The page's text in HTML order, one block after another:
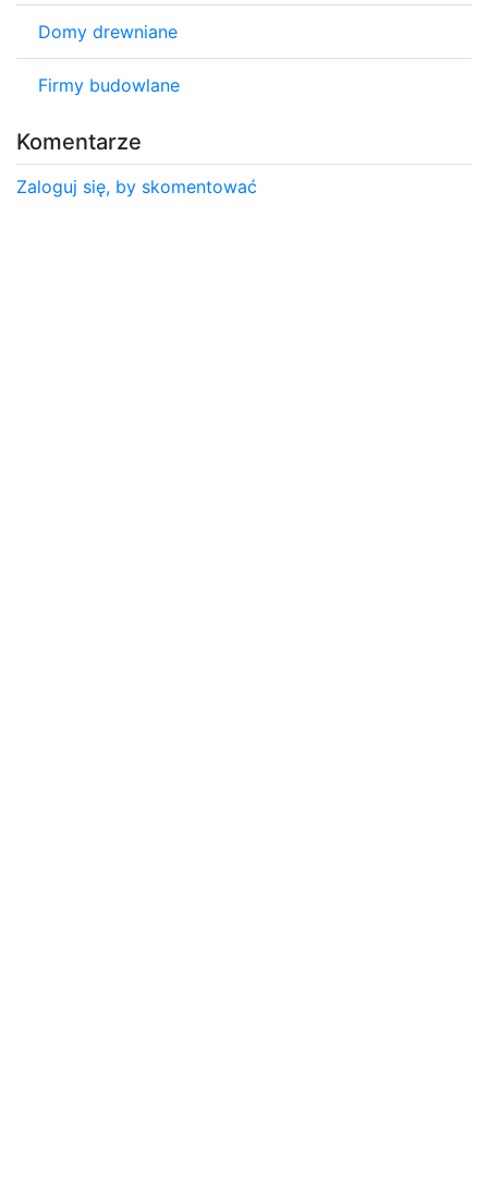
Domy drewniane
Firmy budowlane
Komentarze
Zaloguj się, by skomentować